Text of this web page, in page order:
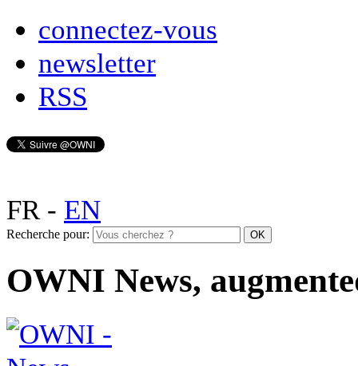
connectez-vous
newsletter
RSS
FR- EN
Recherche pour:
OWNI News,